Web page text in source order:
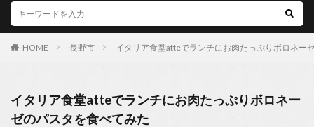
HOME 長野市 イタリア食堂atteでランチにお肉たっぷりボロネー
イタリア食堂atteでランチにお肉たっぷりボロネー
ゼのパスタを食べてみた